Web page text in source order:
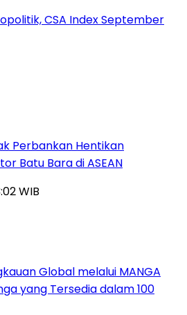
CSA Index September
Perbankan Hentikan
Batu Bara di ASEAN
WIB
Global melalui MANGA
yang Tersedia dalam 100